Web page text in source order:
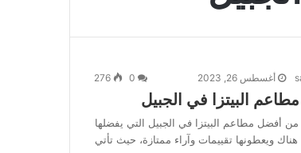
أغسطس 26, 2023 276
من أفضل مطاعم البيتزا في الجبيل التي يفضلها
هناك ويعطونها تقييمات وآراء ممتازة، حيث تأتي